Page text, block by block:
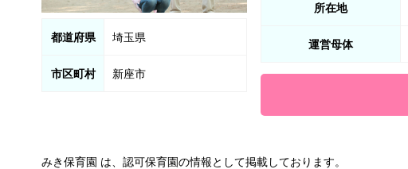
都道府県 埼玉県
市区町村 新座市
所在地
運営母体
みき保育園 は、認可保育園の情報として掲載しております。